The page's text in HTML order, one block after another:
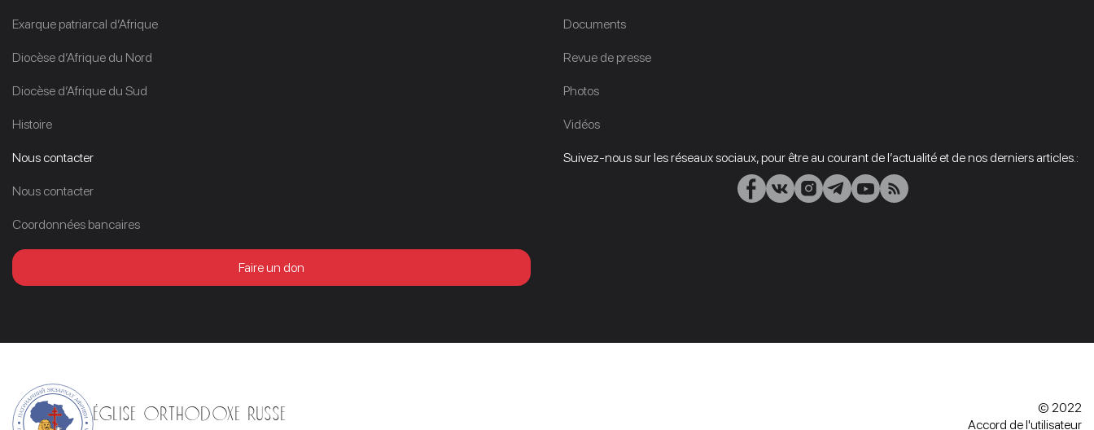
Exarque patriarcal d’Afrique
Diocèse d’Afrique du Nord
Diocèse d’Afrique du Sud
Histoire
Documents
Revue de presse
Photos
Vidéos
Nous contacter
Nous contacter
Coordonnées bancaires
Faire un don
Suivez-nous sur les réseaux sociaux, pour être au courant de l’actualité et de nos derniers articles.:
Église orthodoxe russe
© 2022
Accord de l'utilisateur